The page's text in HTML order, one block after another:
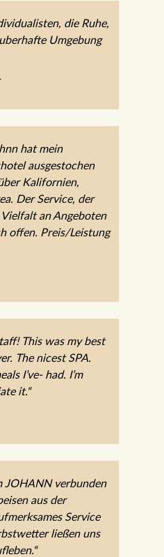
die Ruhe,
Umgebung
hat mein
ausgestochen
Kalifornien,
Der Service, der
an Angeboten
offen. Preis/Leistung
This was my best
The nicest SPA.
I’ve- had. I’m
it.“
JOHANN verbunden
aus der
Service
ließen uns